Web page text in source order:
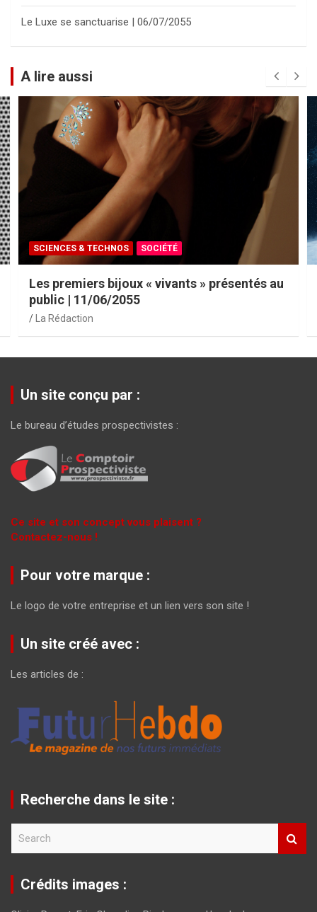
Le Luxe se sanctuarise | 06/07/2055
A lire aussi
SCIENCES & TECHNOS SOCIÉTÉ
Les premiers bijoux « vivants » présentés au
public | 11/06/2055
La Rédaction
Un site conçu par :
Le bureau d’études prospectivistes :
Ce site et son concept vous plaisent ?
Contactez-nous !
Pour votre marque :
Le logo de votre entreprise et un lien vers son site !
Un site créé avec :
Les articles de :
Recherche dans le site :
r
Crédits images :